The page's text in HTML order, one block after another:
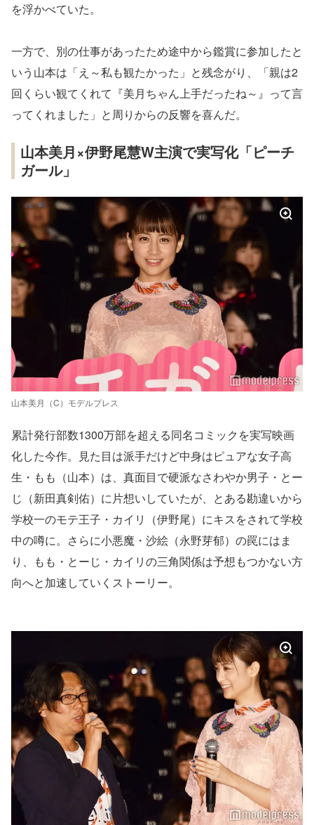
を浮かべていた。
一方で、別の仕事があったため途中から鑑賞に参加したと
いう山本は「え～私も観たかった」と残念がり、「親は2
回くらい観てくれて『美月ちゃん上手だったね～』って言
ってくれました」と周りからの反響を喜んだ。
山本美月×伊野尾慧W主演で実写化「ピーチ
ガール」
山本美月（C）モデルプレス
累計発行部数1300万部を超える同名コミックを実写映画
化した今作。見た目は派手だけど中身はピュアな女子高
生・もも（山本）は、真面目で硬派なさわやか男子・とー
じ（新田真剣佑）に片想いしていたが、とある勘違いから
学校一のモテ王子・カイリ（伊野尾）にキスをされて学校
中の噂に。さらに小悪魔・沙絵（永野芽郁）の罠にはま
り、もも・とーじ・カイリの三角関係は予想もつかない方
向へと加速していくストーリー。